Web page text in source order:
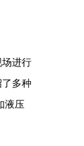
进行
多种
液压